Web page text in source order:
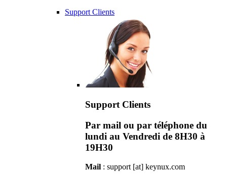
Support Clients
Support Clients
Par mail ou par téléphone du
lundi au Vendredi de 8H30 à
19H30
Mail : support [at] keynux.com